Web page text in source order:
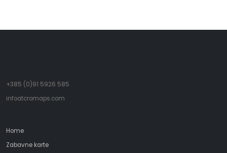
+385 (0)91 5926 585
infoatcromaps.com
Home
Zabavne karte